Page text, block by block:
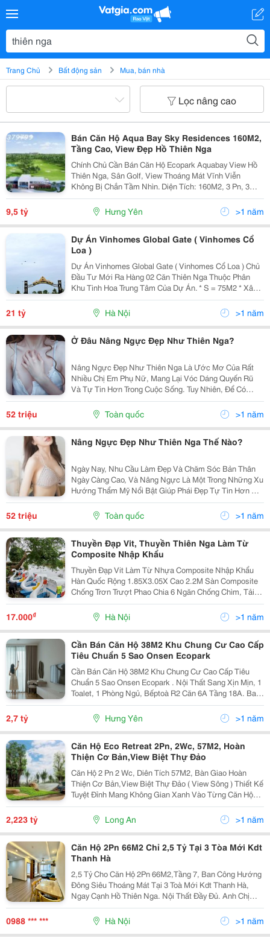
Trang Chủ Bất động sản Mua, bán nhà
Lọc nâng cao
Bán Căn Hộ Aqua Bay Sky Residences 160M2,
Tầng Cao, View Đẹp Hồ Thiên Nga
Chính Chủ Cần Bán Căn Hộ Ecopark Aquabay View Hồ
Thiên Nga, Sân Golf, View Thoáng Mát Vĩnh Viễn
Không Bị Chắn Tầm Nhìn. Diện Tích: 160M2, 3 Pn, 3
Wc, 3 Ban Công. Giá Bán: 9,5 Tỷ. Nội Thất Đầy Đủ. Tiện
Ích Đầy Đủ (Trường Học, Bệnh Viện, Siêu Thị,...
9,5 tỷ Hưng Yên >1 năm
Dự Án Vinhomes Global Gate ( Vinhomes Cổ
Loa )
Dự Án Vinhomes Global Gate ( Vinhomes Cổ Loa ) Chủ
Đầu Tư Mới Ra Hàng 02 Căn Thiên Nga Thuộc Phân
Khu Tinh Hoa Trung Tâm Của Dự Án. * S = 75M2 * Xây
Dựng 305,6M2 * Giá 21 Tỷ _ Vị Trí Đắc Địa: + Đối Diện
Khu Ẩm Thực Quốc Tế Duy Nhất Của Dự Án....
21 tỷ Hà Nội >1 năm
Ở Đâu Nâng Ngực Đẹp Như Thiên Nga?
Nâng Ngực Đẹp Như Thiên Nga Là Ước Mơ Của Rất
Nhiều Chị Em Phụ Nữ, Mang Lại Vóc Dáng Quyến Rũ
Và Tự Tin Hơn Trong Cuộc Sống. Tuy Nhiên, Để Có
Được Vòng Một Hoàn Hảo, Không Phải Ai Cũng Biết
Được Các Yếu Tố Quyết Định Trong Việc Lựa Chọn
Phương Pháp...
52 triệu Toàn quốc >1 năm
Nâng Ngực Đẹp Như Thiên Nga Thế Nào?
Ngày Nay, Nhu Cầu Làm Đẹp Và Chăm Sóc Bản Thân
Ngày Càng Cao, Và Nâng Ngực Là Một Trong Những Xu
Hướng Thẩm Mỹ Nổi Bật Giúp Phái Đẹp Tự Tin Hơn Với
Vẻ Ngoài Quyến Rũ. Nâng Ngực Đẹp Như Thiên Nga
Không Chỉ Là Ước Mơ Của Nhiều Chị Em Mà Còn Là
Mục Tiêu...
52 triệu Toàn quốc >1 năm
Thuyền Đạp Vit, Thuyền Thiên Nga Làm Từ
Composite Nhập Khẩu
Thuyền Đạp Vit Làm Từ Nhựa Composite Nhập Khẩu
Hàn Quốc Rộng 1.85X3.05X Cao 2.2M Sàn Composite
Chống Trơn Trượt Phao Chia 6 Ngăn Chống Chìm, Tải
Trọng 500Kg Ngồi 2 Người Lơn + 2 Trẻ Em Cơ Khí Vô
Lăng Inox, Thép Sơn Chống Rỉ Nhông Xích...
17.000₫ Hà Nội >1 năm
Cần Bán Căn Hộ 38M2 Khu Chung Cư Cao Cấp
Tiêu Chuẩn 5 Sao Onsen Ecopark
Cần Bán Căn Hộ 38M2 Khu Chung Cư Cao Cấp Tiêu
Chuẩn 5 Sao Onsen Ecopark . Nội Thất Sang Xịn Mịn, 1
Toalet, 1 Phòng Ngủ, Bếptoà R2 Căn 6A Tầng 18A. Ban
Công View Hồ Thiên Nga, Hướng Đông Nam, Đón Nắng
Mỗi Buổi Sáng. Có Bể Bơi Nước Mặn, Gần Khu Tắm...
2,7 tỷ Hưng Yên >1 năm
Căn Hộ Eco Retreat 2Pn, 2Wc, 57M2, Hoàn
Thiện Cơ Bản,View Biệt Thự Đảo
Căn Hộ 2 Pn 2 Wc, Diên Tích 57M2, Bàn Giao Hoàn
Thiện Cơ Bản,View Biệt Thự Đảo ( View Sông ) Thiết Kế
Tuyệt Đỉnh Mang Không Gian Xanh Vào Từng Căn Hộ
Với Vườn Treo Lên Tới 60M2. Tầm View Rất Đẹp
Thoáng. View Hồ Thiên Nga, Biệt Thự Đảo, Biệt Thự
Vườn....
2,223 tỷ Long An >1 năm
Căn Hộ 2Pn 66M2 Chỉ 2,5 Tỷ Tại 3 Tòa Mới Kdt
Thanh Hà
2,5 Tỷ Cho Căn Hộ 2Pn 66M2,Tầng 7, Ban Công Hướng
Đông Siêu Thoáng Mát Tại 3 Toà Mới Kdt Thanh Hà,
Ngay Cạnh Hồ Thiên Nga. Nội Thất Đầy Đủ. Anh Chị
Đến Xem Thực Tế Là Ưng Liền Ạ Anh/Chị Cần Thêm
Thông Tin Thì Nt Hoặc Gọi Cho Em Ạ - 0988904685
0988 *** *** Hà Nội >1 năm